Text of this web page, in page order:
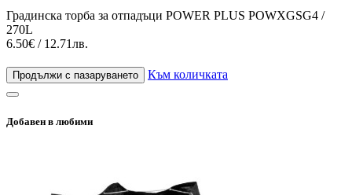
Градинска торба за отпадъци POWER PLUS POWXGSG4 /
270L
6.50€ / 12.71лв.
Продължи с пазаруването Към количката
Добавен в любими